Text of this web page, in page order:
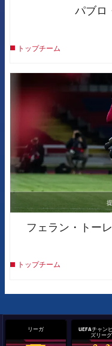
パブロ
トップチーム
フェラン・トー
トップチーム
リーガ
UEFAチャン
ズリーグ